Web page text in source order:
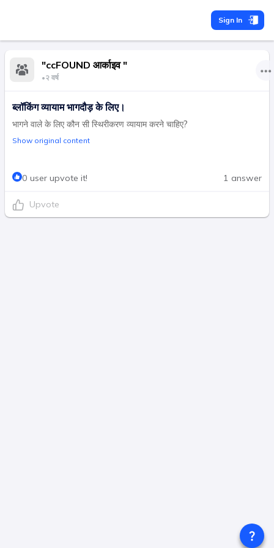
Sign In
"ccFOUND आर्काइव "
•२ वर्ष
ब्लॉकिंग व्यायाम भागदौड़ के लिए।
भागने वाले के लिए कौन सी स्थिरीकरण व्यायाम करने चाहिए?
Show original content
0 user upvote it! 1 answer
Upvote